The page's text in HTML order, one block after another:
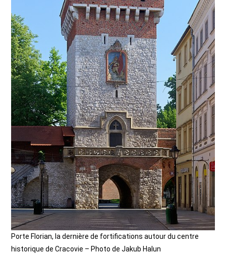
Porte Florian, la dernière de fortifications autour du centre
historique de Cracovie – Photo de Jakub Halun